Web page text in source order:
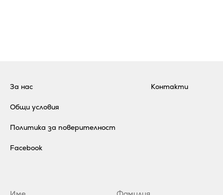
За нас
Общи условия
Политика за поверителност
Контакти
Facebook